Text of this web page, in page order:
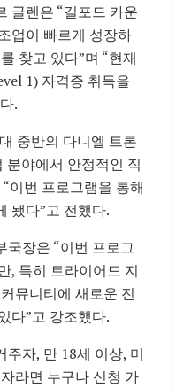
글렌은 “길포드 카운
업이 빠르게 성장하
찾고 있다”며 “현재
1) 자격증 취득을
.
중반의 다니엘 트론
분야에서 안정적인 직
이번 프로그램을 통해
됐다”고 전했다.
국장은 “이번 프로그
, 특히 트라이어드 지
뮤니티에 새로운 진
다”고 강조했다.
주자, 만 18세 이상, 미
라면 누구나 신청 가